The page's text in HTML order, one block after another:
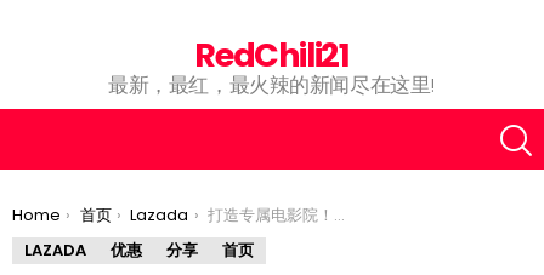
RedChili21
最新，最红，最火辣的新闻尽在这里!
You are here:
Home 首页 Lazada
打造专属电影院！8款性价比超高的迷你投影仪【新春大优惠】最低只需RM139！
LAZADA
优惠 分享 首页